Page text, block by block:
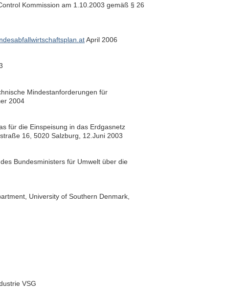
Kommission am 1.10.2003 gemäß § 26
April 2006
Mindestanforderungen für
2004
für die Einspeisung in das Erdgasnetz
16, 5020 Salzburg, 12.Juni 2003
Bundesministers für Umwelt über die
University of Southern Denmark,
VSG